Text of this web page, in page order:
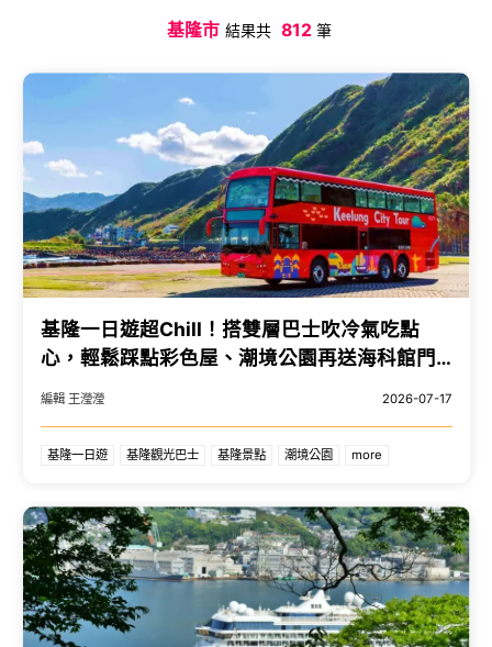
基隆市 結果共 812 筆
基隆一日遊超Chill！搭雙層巴士吹冷氣吃點
心，輕鬆踩點彩色屋、潮境公園再送海科館門
票。
編輯 王瀅瀅 2026-07-17
基隆一日遊 基隆觀光巴士 基隆景點 潮境公園 more